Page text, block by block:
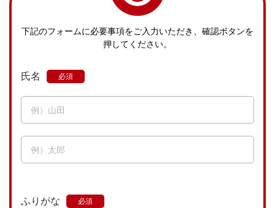
下記のフォームに必要事項をご入力いただき、確認ボタンを
押してください。
氏名
ふりがな